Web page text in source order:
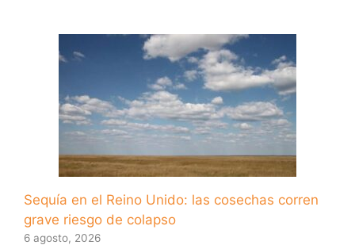
Sequía en el Reino Unido: las cosechas corren
grave riesgo de colapso
6 agosto, 2026